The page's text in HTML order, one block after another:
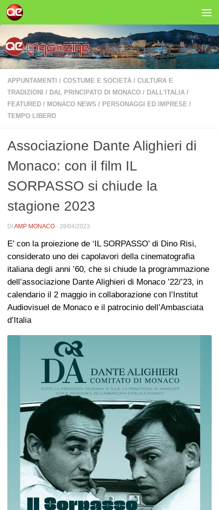
Salta al contenuto
APPUNTAMENTI / COSTUME E SOCIETÀ / CULTURA E
TRADIZIONI
/ DAL PRINCIPATO DI MONACO / DALL'ITALIA /
FEATURED / MONACO NEWS / PERSONAGGI ED IMPRESE /
TEMPO LIBERO
Associazione Dante Alighieri di
Monaco: con il film IL
SORPASSO si chiude la
stagione 2023
DI AMP MONACO · 28/04/2023
E’ con la proiezione de ‘IL SORPASSO’ di Dino Risi,
considerato uno dei capolavori della cinematografia
italiana degli anni ’60, che si chiude la programmazione
dell’associazione Dante Alighieri di Monaco ’22/’23, in
calendario il 2 maggio in collaborazione con l’Institut
Audiovisuel de Monaco e il patrocinio dell’Ambasciata
d’Italia